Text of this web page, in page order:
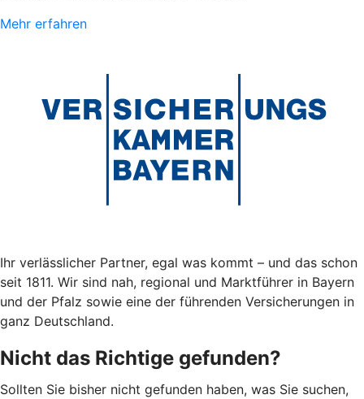
Mehr erfahren
Ihr verlässlicher Partner, egal was kommt – und das schon
seit 1811. Wir sind nah, regional und Marktführer in Bayern
und der Pfalz sowie eine der führenden Versicherungen in
ganz Deutschland.
Nicht das Richtige gefunden?
Sollten Sie bisher nicht gefunden haben, was Sie suchen,